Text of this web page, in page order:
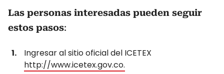
Las personas interesadas pueden seguir
estos pasos:
Ingresar al sitio oficial del ICETEX
http://www.icetex.gov.co.